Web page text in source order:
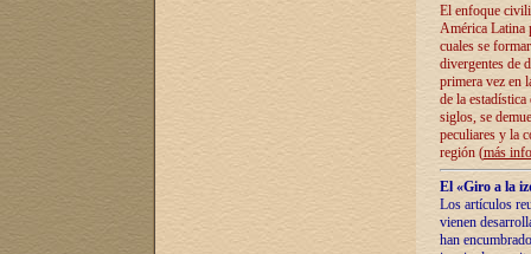
El enfoque
América Latina
cuales se
divergentes de
primera vez en
de la
siglos, se
peculiares y la
región (más
El «Giro a la
Los artículos
vienen
han